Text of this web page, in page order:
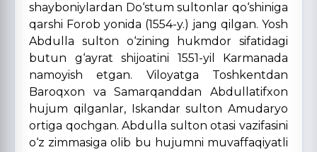
shayboniylardan Do‘stum sultonlar qo‘shiniga
qarshi Forob yonida (1554-y.) jang qilgan. Yosh
Abdulla sulton o‘zining hukmdor sifatidagi
butun g‘ayrat shijoatini 1551-yil Karmanada
namoyish etgan. Viloyatga Toshkentdan
Baroqxon va Samarqanddan Abdullatifxon
hujum qilganlar, Iskandar sulton Amudaryo
ortiga qochgan. Abdulla sulton otasi vazifasini
o‘z zimmasiga olib bu hujumni muvaffaqiyatli